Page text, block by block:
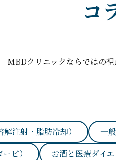
コ
MBDクリニックならではの視
注射・脂肪冷却） 一
ビ）
お酒と医療ダイ